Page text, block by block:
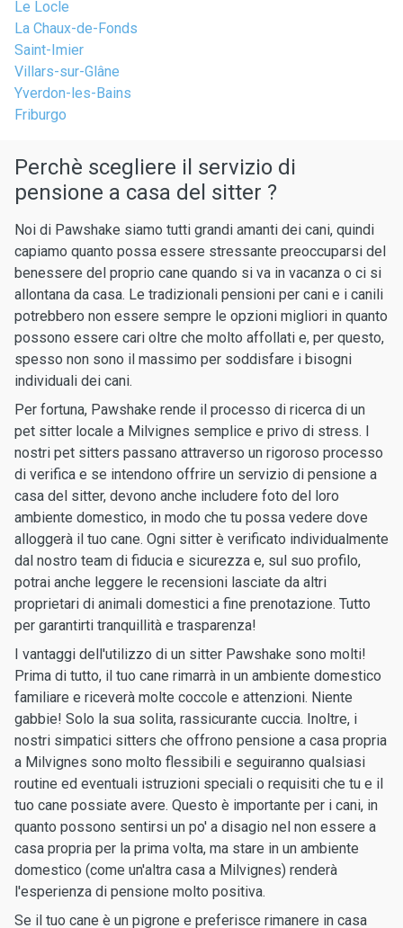
Le Locle
La Chaux-de-Fonds
Saint-Imier
Villars-sur-Glâne
Yverdon-les-Bains
Friburgo
Perchè scegliere il servizio di
pensione a casa del sitter ?
Noi di Pawshake siamo tutti grandi amanti dei cani, quindi
capiamo quanto possa essere stressante preoccuparsi del
benessere del proprio cane quando si va in vacanza o ci si
allontana da casa. Le tradizionali pensioni per cani e i canili
potrebbero non essere sempre le opzioni migliori in quanto
possono essere cari oltre che molto affollati e, per questo,
spesso non sono il massimo per soddisfare i bisogni
individuali dei cani.
Per fortuna, Pawshake rende il processo di ricerca di un
pet sitter locale a Milvignes semplice e privo di stress. I
nostri pet sitters passano attraverso un rigoroso processo
di verifica e se intendono offrire un servizio di pensione a
casa del sitter, devono anche includere foto del loro
ambiente domestico, in modo che tu possa vedere dove
alloggerà il tuo cane. Ogni sitter è verificato individualmente
dal nostro team di fiducia e sicurezza e, sul suo profilo,
potrai anche leggere le recensioni lasciate da altri
proprietari di animali domestici a fine prenotazione. Tutto
per garantirti tranquillità e trasparenza!
I vantaggi dell'utilizzo di un sitter Pawshake sono molti!
Prima di tutto, il tuo cane rimarrà in un ambiente domestico
familiare e riceverà molte coccole e attenzioni. Niente
gabbie! Solo la sua solita, rassicurante cuccia. Inoltre, i
nostri simpatici sitters che offrono pensione a casa propria
a Milvignes sono molto flessibili e seguiranno qualsiasi
routine ed eventuali istruzioni speciali o requisiti che tu e il
tuo cane possiate avere. Questo è importante per i cani, in
quanto possono sentirsi un po' a disagio nel non essere a
casa propria per la prima volta, ma stare in un ambiente
domestico (come un'altra casa a Milvignes) renderà
l'esperienza di pensione molto positiva.
Se il tuo cane è un pigrone e preferisce rimanere in casa